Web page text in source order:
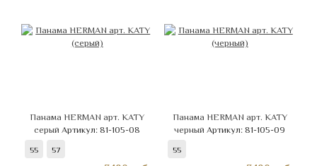
Панама HERMAN арт. KATY
серыйАртикул: 81-105-08
55 57
Панама HERMAN арт. KATY
черныйАртикул: 81-105-09
55